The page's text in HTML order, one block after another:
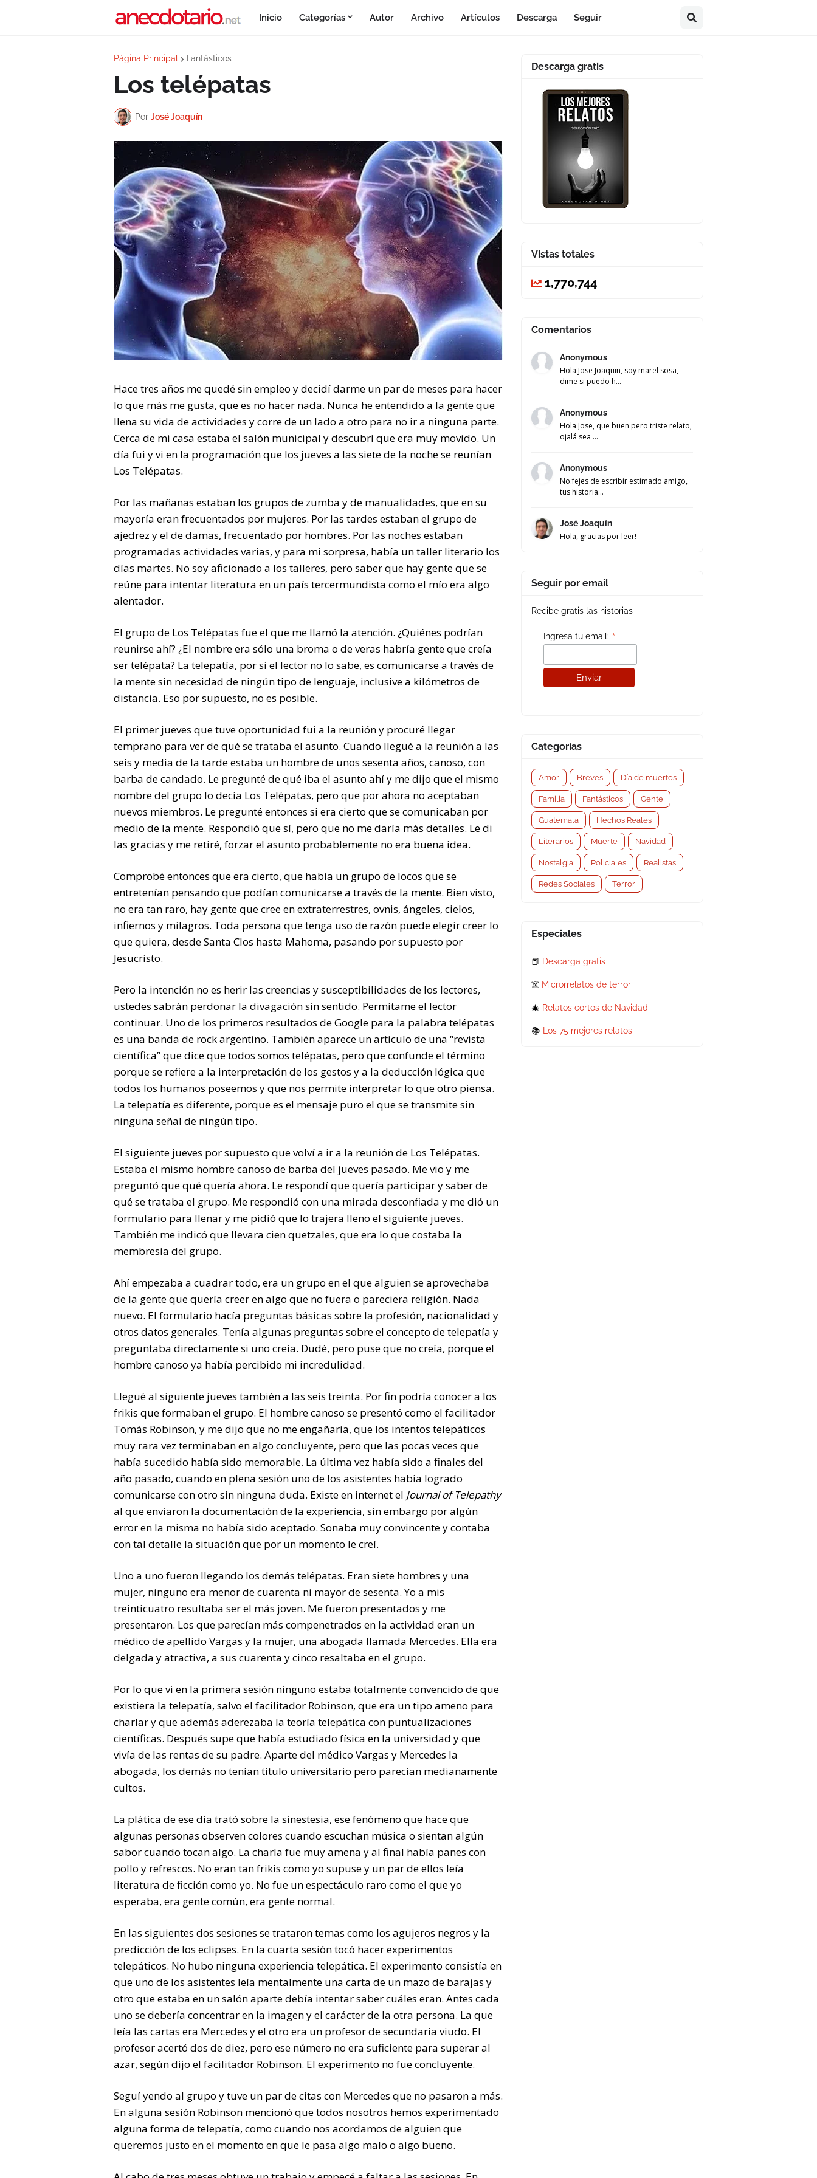
Inicio Categorías Autor Archivo Artículos Descarga Seguir
Página Principal Fantásticos
Los telépatas
Por José Joaquín
Hace tres años me quedé sin empleo y decidí darme un par de meses para hacer
lo que más me gusta, que es no hacer nada. Nunca he entendido a la gente que
llena su vida de actividades y corre de un lado a otro para no ir a ninguna parte.
Cerca de mi casa estaba el salón municipal y descubrí que era muy movido. Un
día fui y vi en la programación que los jueves a las siete de la noche se reunían
Los Telépatas.
Por las mañanas estaban los grupos de zumba y de manualidades, que en su
mayoría eran frecuentados por mujeres. Por las tardes estaban el grupo de
ajedrez y el de damas, frecuentado por hombres. Por las noches estaban
programadas actividades varias, y para mi sorpresa, había un taller literario los
días martes. No soy aficionado a los talleres, pero saber que hay gente que se
reúne para intentar literatura en un país tercermundista como el mío era algo
alentador.
El grupo de Los Telépatas fue el que me llamó la atención. ¿Quiénes podrían
reunirse ahí? ¿El nombre era sólo una broma o de veras habría gente que creía
ser telépata? La telepatía, por si el lector no lo sabe, es comunicarse a través de
la mente sin necesidad de ningún tipo de lenguaje, inclusive a kilómetros de
distancia. Eso por supuesto, no es posible.
El primer jueves que tuve oportunidad fui a la reunión y procuré llegar
temprano para ver de qué se trataba el asunto. Cuando llegué a la reunión a las
seis y media de la tarde estaba un hombre de unos sesenta años, canoso, con
barba de candado. Le pregunté de qué iba el asunto ahí y me dijo que el mismo
nombre del grupo lo decía Los Telépatas, pero que por ahora no aceptaban
nuevos miembros. Le pregunté entonces si era cierto que se comunicaban por
medio de la mente. Respondió que sí, pero que no me daría más detalles. Le di
las gracias y me retiré, forzar el asunto probablemente no era buena idea.
Comprobé entonces que era cierto, que había un grupo de locos que se
entretenían pensando que podían comunicarse a través de la mente. Bien visto,
no era tan raro, hay gente que cree en extraterrestres, ovnis, ángeles, cielos,
infiernos y milagros. Toda persona que tenga uso de razón puede elegir creer lo
que quiera, desde Santa Clos hasta Mahoma, pasando por supuesto por
Jesucristo.
Pero la intención no es herir las creencias y susceptibilidades de los lectores,
ustedes sabrán perdonar la divagación sin sentido. Permítame el lector
continuar. Uno de los primeros resultados de Google para la palabra telépatas
es una banda de rock argentino. También aparece un artículo de una “revista
científica” que dice que todos somos telépatas, pero que confunde el término
porque se refiere a la interpretación de los gestos y a la deducción lógica que
todos los humanos poseemos y que nos permite interpretar lo que otro piensa.
La telepatía es diferente, porque es el mensaje puro el que se transmite sin
ninguna señal de ningún tipo.
El siguiente jueves por supuesto que volví a ir a la reunión de Los Telépatas.
Estaba el mismo hombre canoso de barba del jueves pasado. Me vio y me
preguntó que qué quería ahora. Le respondí que quería participar y saber de
qué se trataba el grupo. Me respondió con una mirada desconfiada y me dió un
formulario para llenar y me pidió que lo trajera lleno el siguiente jueves.
También me indicó que llevara cien quetzales, que era lo que costaba la
membresía del grupo.
Ahí empezaba a cuadrar todo, era un grupo en el que alguien se aprovechaba
de la gente que quería creer en algo que no fuera o pareciera religión. Nada
nuevo. El formulario hacía preguntas básicas sobre la profesión, nacionalidad y
otros datos generales. Tenía algunas preguntas sobre el concepto de telepatía y
preguntaba directamente si uno creía. Dudé, pero puse que no creía, porque el
hombre canoso ya había percibido mi incredulidad.
Llegué al siguiente jueves también a las seis treinta. Por fin podría conocer a los
frikis que formaban el grupo. El hombre canoso se presentó como el facilitador
Tomás Robinson, y me dijo que no me engañaría, que los intentos telepáticos
muy rara vez terminaban en algo concluyente, pero que las pocas veces que
había sucedido había sido memorable. La última vez había sido a finales del
año pasado, cuando en plena sesión uno de los asistentes había logrado
comunicarse con otro sin ninguna duda. Existe en internet el Journal of Telepathy
al que enviaron la documentación de la experiencia, sin embargo por algún
error en la misma no había sido aceptado. Sonaba muy convincente y contaba
con tal detalle la situación que por un momento le creí.
Uno a uno fueron llegando los demás telépatas. Eran siete hombres y una
mujer, ninguno era menor de cuarenta ni mayor de sesenta. Yo a mis
treinticuatro resultaba ser el más joven. Me fueron presentados y me
presentaron. Los que parecían más compenetrados en la actividad eran un
médico de apellido Vargas y la mujer, una abogada llamada Mercedes. Ella era
delgada y atractiva, a sus cuarenta y cinco resaltaba en el grupo.
Por lo que vi en la primera sesión ninguno estaba totalmente convencido de que
existiera la telepatía, salvo el facilitador Robinson, que era un tipo ameno para
charlar y que además aderezaba la teoría telepática con puntualizaciones
científicas. Después supe que había estudiado física en la universidad y que
vivía de las rentas de su padre. Aparte del médico Vargas y Mercedes la
abogada, los demás no tenían título universitario pero parecían medianamente
cultos.
La plática de ese día trató sobre la sinestesia, ese fenómeno que hace que
algunas personas observen colores cuando escuchan música o sientan algún
sabor cuando tocan algo. La charla fue muy amena y al final había panes con
pollo y refrescos. No eran tan frikis como yo supuse y un par de ellos leía
literatura de ficción como yo. No fue un espectáculo raro como el que yo
esperaba, era gente común, era gente normal.
En las siguientes dos sesiones se trataron temas como los agujeros negros y la
predicción de los eclipses. En la cuarta sesión tocó hacer experimentos
telepáticos. No hubo ninguna experiencia telepática. El experimento consistía en
que uno de los asistentes leía mentalmente una carta de un mazo de barajas y
otro que estaba en un salón aparte debía intentar saber cuáles eran. Antes cada
uno se debería concentrar en la imagen y el carácter de la otra persona. La que
leía las cartas era Mercedes y el otro era un profesor de secundaria viudo. El
profesor acertó dos de diez, pero ese número no era suficiente para superar al
azar, según dijo el facilitador Robinson. El experimento no fue concluyente.
Seguí yendo al grupo y tuve un par de citas con Mercedes que no pasaron a más.
En alguna sesión Robinson mencionó que todos nosotros hemos experimentado
alguna forma de telepatía, como cuando nos acordamos de alguien que
queremos justo en el momento en que le pasa algo malo o algo bueno.
Descarga gratis
Vistas totales
1,770,744
Comentarios
Anonymous
Hola Jose Joaquin, soy marel sosa,
dime si puedo h...
Anonymous
Hola Jose, que buen pero triste relato,
ojalá sea ...
Anonymous
No.fejes de escribir estimado amigo,
tus historia...
José Joaquín
Hola, gracias por leer!
Seguir por email
Recibe gratis las historias
Ingresa tu email: *
Categorías
Amor Breves Día de muertos
Familia Fantásticos Gente
Guatemala Hechos Reales
Literarios Muerte Navidad
Nostalgia Policiales Realistas
Redes Sociales Terror
Especiales
📕 Descarga gratis
☠️ Microrrelatos de terror
🎄 Relatos cortos de Navidad
📚 Los 75 mejores relatos